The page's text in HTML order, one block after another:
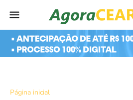
Página inicial